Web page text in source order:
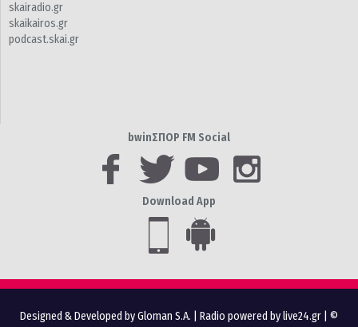
skairadio.gr
skaikairos.gr
podcast.skai.gr
bwinΣΠΟΡ FM Social
Download App
Designed & Developed by Gloman S.A. Radio powered by live24.gr | ©